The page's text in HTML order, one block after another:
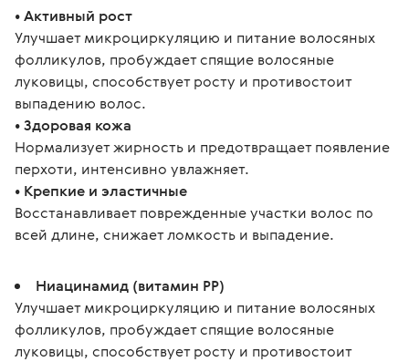
• Активный рост
Улучшает микроциркуляцию и питание волосяных
фолликулов, пробуждает спящие волосяные
луковицы, способствует росту и противостоит
выпадению волос.
• Здоровая кожа
Нормализует жирность и предотвращает появление
перхоти, интенсивно увлажняет.
• Крепкие и эластичные
Восстанавливает поврежденные участки волос по
всей длине, снижает ломкость и выпадение.
Ниацинамид (витамин РР)
Улучшает микроциркуляцию и питание волосяных
фолликулов, пробуждает спящие волосяные
луковицы, способствует росту и противостоит